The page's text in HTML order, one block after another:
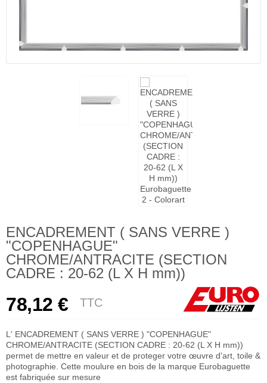
ENCADREMENT ( SANS VERRE )
"COPENHAGUE"
CHROME/ANTRACITE (SECTION
CADRE : 20-62 (L X H mm))
78,12 € TTC
L' ENCADREMENT ( SANS VERRE ) "COPENHAGUE"
CHROME/ANTRACITE (SECTION CADRE : 20-62 (L X H mm))
permet de mettre en valeur et de proteger votre œuvre d'art, toile &
photographie. Cette moulure en bois de la marque Eurobaguette
est fabriquée sur mesure